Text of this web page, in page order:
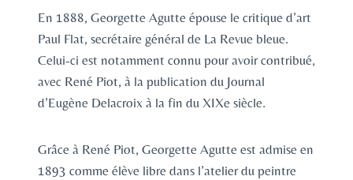
En 1888, Georgette Agutte épouse le critique d’art
Paul Flat, secrétaire général de La Revue bleue.
Celui-ci est notamment connu pour avoir contribué,
avec René Piot, à la publication du Journal
d’Eugène Delacroix à la fin du XIXe siècle.
Grâce à René Piot, Georgette Agutte est admise en
1893 comme élève libre dans l’atelier du peintre